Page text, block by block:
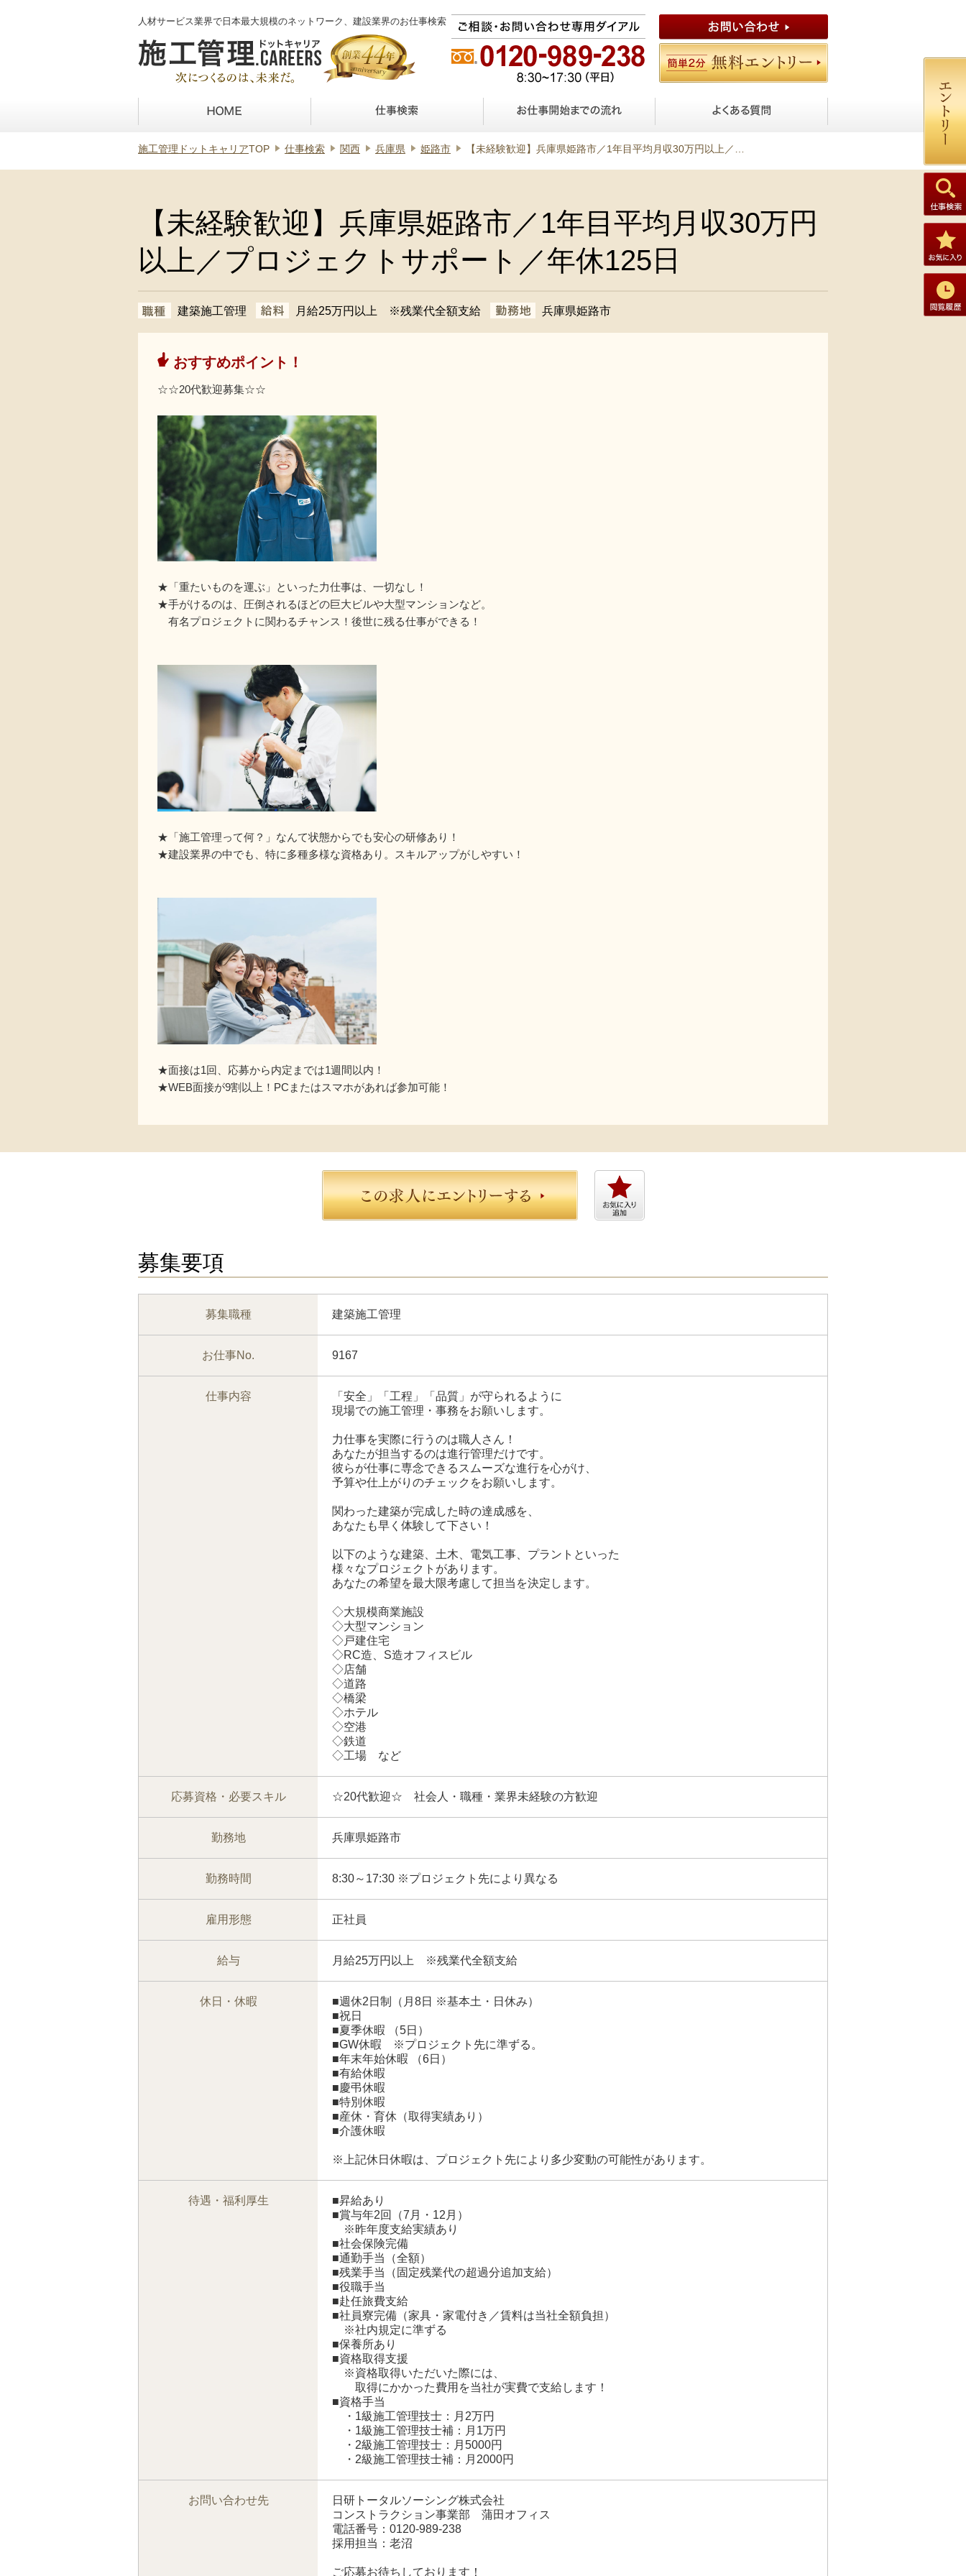
人材サービス業界で日本最大規模のネットワーク、建設業界のお仕事検索
施工管理ドットキャリアTOP 仕事検索 関西 兵庫県 姫路市 【未経験歓迎】兵庫県姫路市／1年目平均月収30万円以上／プロジェクトサポート／年休125日
【未経験歓迎】兵庫県姫路市／1年目平均月収30万円
以上／プロジェクトサポート／年休125日
建築施工管理 月給25万円以上 ※残業代全額支給 兵庫県姫路市
おすすめポイント！
☆☆20代歓迎募集☆☆
★「重たいものを運ぶ」といった力仕事は、一切なし！
★手がけるのは、圧倒されるほどの巨大ビルや大型マンションなど。
有名プロジェクトに関わるチャンス！後世に残る仕事ができる！
★「施工管理って何？」なんて状態からでも安心の研修あり！
★建設業界の中でも、特に多種多様な資格あり。スキルアップがしやすい！
★面接は1回、応募から内定までは1週間以内！
★WEB面接が9割以上！PCまたはスマホがあれば参加可能！
募集要項
募集職種 建築施工管理
お仕事No. 9167
仕事内容
「安全」「工程」「品質」が守られるように
現場での施工管理・事務をお願いします。
力仕事を実際に行うのは職人さん！
あなたが担当するのは進行管理だけです。
彼らが仕事に専念できるスムーズな進行を心がけ、
予算や仕上がりのチェックをお願いします。
関わった建築が完成した時の達成感を、
あなたも早く体験して下さい！
以下のような建築、土木、電気工事、プラントといった
様々なプロジェクトがあります。
あなたの希望を最大限考慮して担当を決定します。
◇大規模商業施設
◇大型マンション
◇戸建住宅
◇RC造、S造オフィスビル
◇店舗
◇道路
◇橋梁
◇ホテル
◇空港
◇鉄道
◇工場 など
応募資格・必要スキル ☆20代歓迎☆ 社会人・職種・業界未経験の方歓迎
勤務地 兵庫県姫路市
勤務時間 8:30～17:30 ※プロジェクト先により異なる
雇用形態 正社員
給与 月給25万円以上 ※残業代全額支給
休日・休暇
■週休2日制（月8日 ※基本土・日休み）
■祝日
■夏季休暇 （5日）
■GW休暇 ※プロジェクト先に準ずる。
■年末年始休暇 （6日）
■有給休暇
■慶弔休暇
■特別休暇
■産休・育休（取得実績あり）
■介護休暇
※上記休日休暇は、プロジェクト先により多少変動の可能性があります。
待遇・福利厚生
■昇給あり
■賞与年2回（7月・12月）
※昨年度支給実績あり
■社会保険完備
■通勤手当（全額）
■残業手当（固定残業代の超過分追加支給）
■役職手当
■赴任旅費支給
■社員寮完備（家具・家電付き／賃料は当社全額負担）
※社内規定に準ずる
■保養所あり
■資格取得支援
※資格取得いただいた際には、
取得にかかった費用を当社が実費で支給します！
■資格手当
・1級施工管理技士：月2万円
・1級施工管理技士補：月1万円
・2級施工管理技士：月5000円
・2級施工管理技士補：月2000円
お問い合わせ先
日研トータルソーシング株式会社
コンストラクション事業部 蒲田オフィス
電話番号：0120-989-238
採用担当：老沼
ご応募お待ちしております！